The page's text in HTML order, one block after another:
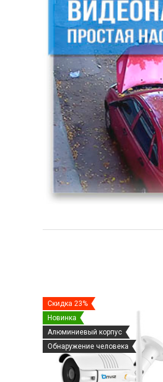
Скидка 23%
Новинка
Алюминиевый корпус
Обнаружение человека